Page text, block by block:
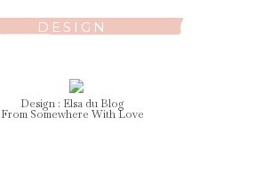
DESIGN
Design : Elsadu Blog
From Somewhere With Love